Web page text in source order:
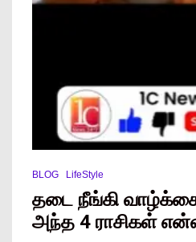
BLOG LifeStyle
தடை நீங்கி
அந்த 4 ராசிகள்